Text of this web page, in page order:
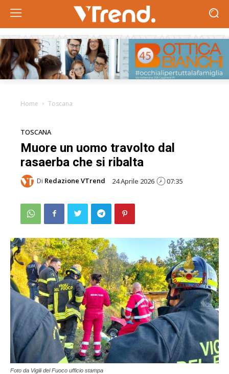
Home Toscana
TOSCANA
Muore un uomo travolto dal
rasaerba che si ribalta
Di Redazione VTrend 24 Aprile 2026 07:35
Foto da Vigili del Fuoco ufficio stampa